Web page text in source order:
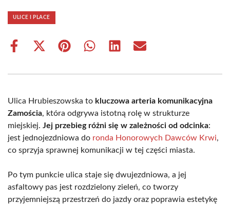
ULICE I PLACE
Share
Share
(Twitter)
Share Share Share Share
Ulica Hrubieszowska to kluczowa arteria komunikacyjna
Zamościa, która odgrywa istotną rolę w strukturze
miejskiej. Jej przebieg różni się w zależności od odcinka:
jest jednojezdniowa do ronda Honorowych Dawców Krwi,
co sprzyja sprawnej komunikacji w tej części miasta.
Po tym punkcie ulica staje się dwujezdniowa, a jej
asfaltowy pas jest rozdzielony zieleń, co tworzy
przyjemniejszą przestrzeń do jazdy oraz poprawia estetykę